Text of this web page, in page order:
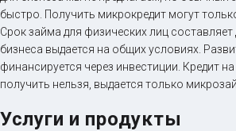
быстро. Получить микрокредит могут
Срок займа для физических лиц составляет
бизнеса выдается на общих условиях.
финансируется через инвестиции. Кредит
получить нельзя, выдается только
Услуги и продукты